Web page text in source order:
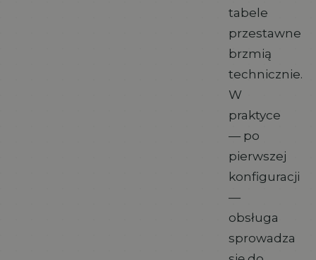
tabele
przestawne
brzmią
technicznie.
W
praktyce
— po
pierwszej
konfiguracji
—
obsługa
sprowadza